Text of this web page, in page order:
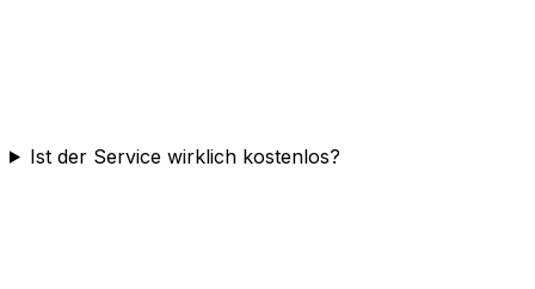
Ist der Service wirklich kostenlos?